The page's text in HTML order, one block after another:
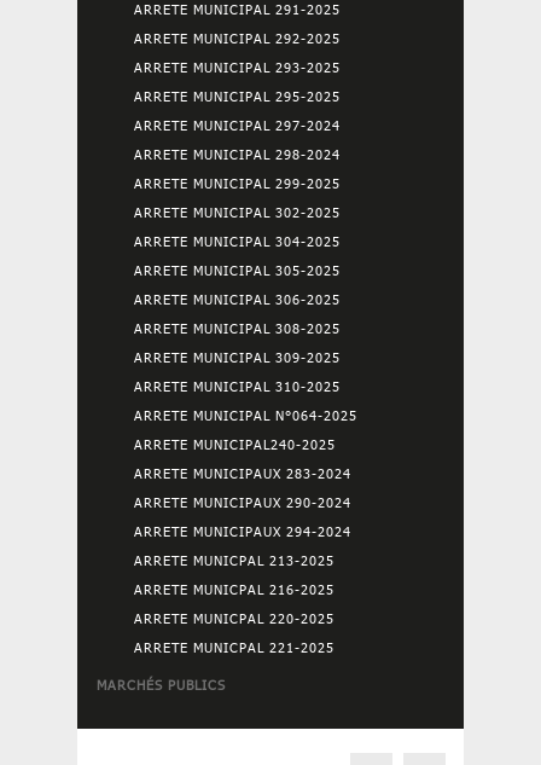
ARRETE MUNICIPAL 291-2025
ARRETE MUNICIPAL 292-2025
ARRETE MUNICIPAL 293-2025
ARRETE MUNICIPAL 295-2025
ARRETE MUNICIPAL 297-2024
ARRETE MUNICIPAL 298-2024
ARRETE MUNICIPAL 299-2025
ARRETE MUNICIPAL 302-2025
ARRETE MUNICIPAL 304-2025
ARRETE MUNICIPAL 305-2025
ARRETE MUNICIPAL 306-2025
ARRETE MUNICIPAL 308-2025
ARRETE MUNICIPAL 309-2025
ARRETE MUNICIPAL 310-2025
ARRETE MUNICIPAL N°064-2025
ARRETE MUNICIPAL240-2025
ARRETE MUNICIPAUX 283-2024
ARRETE MUNICIPAUX 290-2024
ARRETE MUNICIPAUX 294-2024
ARRETE MUNICPAL 213-2025
ARRETE MUNICPAL 216-2025
ARRETE MUNICPAL 220-2025
ARRETE MUNICPAL 221-2025
MARCHÉS PUBLICS